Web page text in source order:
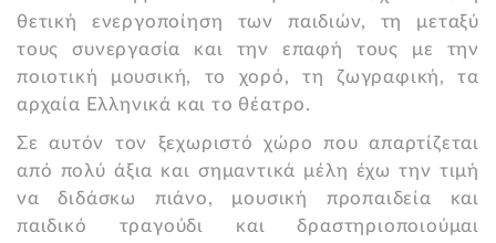
θετική ενεργοποίηση των παιδιών, τη μεταξύ
τους συνεργασία και την επαφή τους με την
ποιοτική μουσική, το χορό, τη ζωγραφική, τα
αρχαία Ελληνικά και το θέατρο.
Σε αυτόν τον ξεχωριστό χώρο που απαρτίζεται
από πολύ άξια και σημαντικά μέλη έχω την τιμή
να διδάσκω πιάνο, μουσική προπαιδεία και
παιδικό τραγούδι και δραστηριοποιούμαι